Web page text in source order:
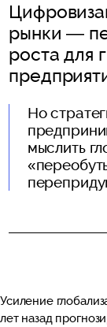
рынки —
роста для
Но
мыслить
Усиление
лет назад